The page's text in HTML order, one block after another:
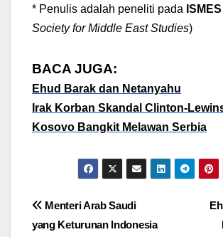
* Penulis adalah peneliti pada ISMES
Society for Middle East Studies)
BACA JUGA:
Ehud Barak dan Netanyahu
Irak Korban Skandal Clinton-
Kosovo Bangkit Melawan Serbia
Post
Menteri Arab Saudi
yang Keturunan Indonesia